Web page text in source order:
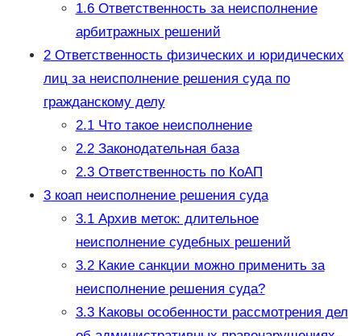
1.6Ответственность за неисполнение
арбитражных решений
2Ответственность физических и юридических
лиц за неисполнение решения суда по
гражданскому делу
2.1Что такое неисполнение
2.2Законодательная база
2.3Ответственность по КоАП
3коап неисполнение решения суда
3.1Архив меток: длительное
неисполнение судебных решений
3.2Какие санкции можно применить за
неисполнение решения суда?
3.3Каковы особенности рассмотрения дел